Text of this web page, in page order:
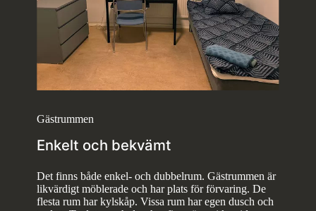
Gästrummen
Enkelt och bekvämt
Det finns både enkel- och dubbelrum. Gästrummen är
likvärdigt möblerade och har plats för förvaring. De
flesta rum har kylskåp. Vissa rum har egen dusch och